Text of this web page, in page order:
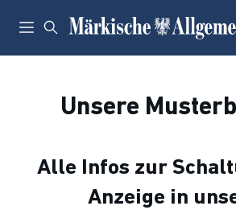
Unsere
Alle Infos zur
Anzeige in